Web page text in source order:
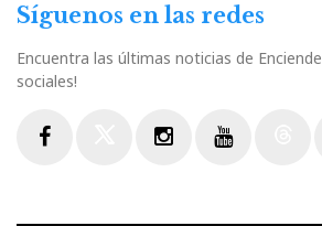
Síguenos en las redes
Encuentra las últimas noticias de
sociales!